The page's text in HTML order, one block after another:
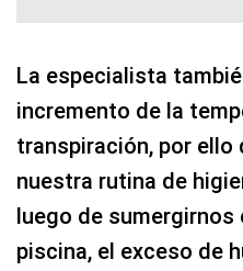
La especialista
incremento de la
transpiración, por ello
nuestra rutina de
luego de sumergirnos
piscina, el exceso de